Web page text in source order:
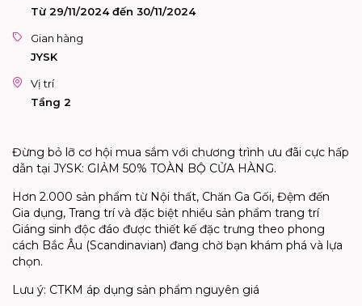
Từ 29/11/2024 đến 30/11/2024
Gian hàng
JYSK
Vị trí
Tầng 2
Đừng bỏ lỡ cơ hội mua sắm với chương trình ưu đãi cực hấp
dẫn tại JYSK: GIẢM 50% TOÀN BỘ CỬA HÀNG.
Hơn 2.000 sản phẩm từ Nội thất, Chăn Ga Gối, Đệm đến
Gia dụng, Trang trí và đặc biệt nhiều sản phẩm trang trí
Giáng sinh độc đáo được thiết kế đặc trưng theo phong
cách Bắc Âu (Scandinavian) đang chờ bạn khám phá và lựa
chọn.
Lưu ý: CTKM áp dụng sản phẩm nguyên giá